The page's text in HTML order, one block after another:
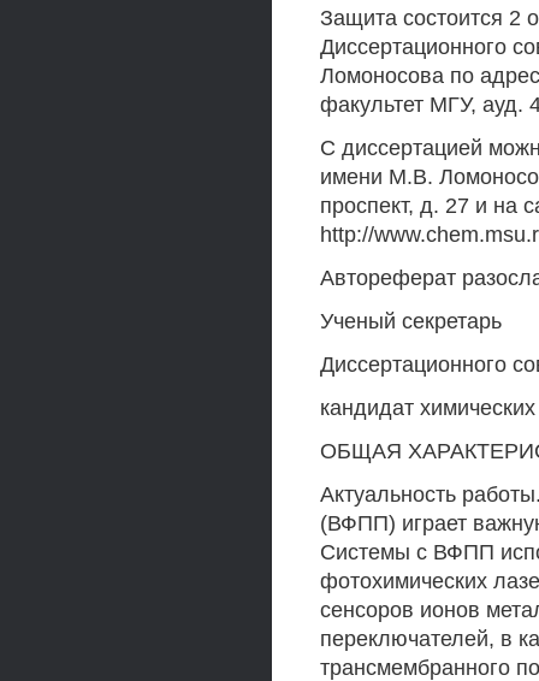
Защита состоится 2
Диссертационного
Ломоносова по
факультет МГУ, ауд.
С диссертацией
имени М.В.
проспект, д. 27 и на
http://
Автореферат
Ученый секретарь
Диссертационного
кандидат
ОБЩАЯ
Актуальность
(ВФПП) играет
Системы с ВФПП
фотохимических
сенсоров ионов
переключателей, в
трансмембранного